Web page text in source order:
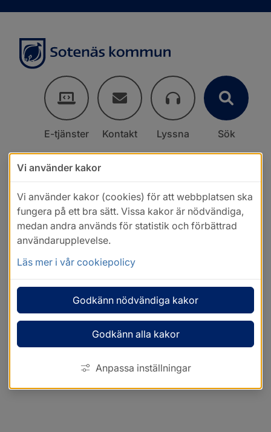
E-tjänster Kontakt Lyssna Sök
Vi använder kakor
Vi använder kakor (cookies) för att webbplatsen ska
fungera på ett bra sätt. Vissa kakor är nödvändiga,
medan andra används för statistik och förbättrad
användarupplevelse.
Läs mer i vår cookiepolicy
Godkänn nödvändiga kakor
Godkänn alla kakor
Anpassa inställningar